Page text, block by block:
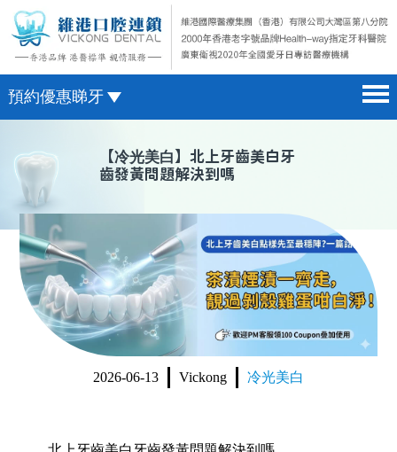
預約優惠睇牙
醫院簡介 hospital introduction
醫生介紹 doctor introduction
醫療新聞 medical news
種植牙 dental implant
箍牙 orthodontics
收費標準 change standard
微信預約
WhatsApp預約
【冷光美白】北上牙齒美白牙
齒發黃問題解決到嗎
2026-06-13 Vickong 冷光美白